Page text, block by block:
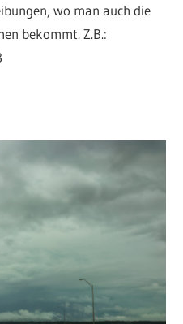
wo man auch die
bekommt. Z.B.: